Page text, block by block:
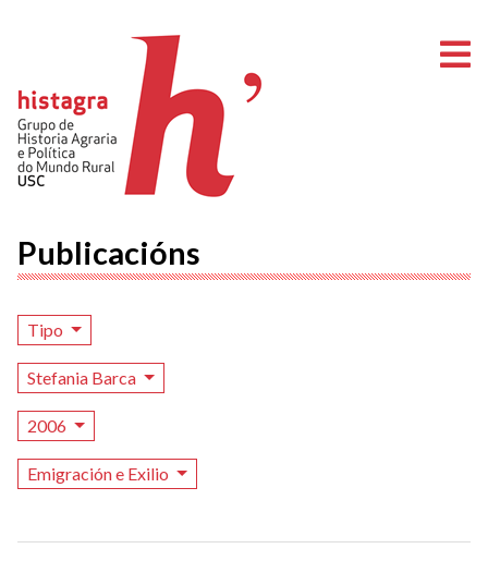
Publicacións
Tipo
Stefania Barca
2006
Emigración e Exilio